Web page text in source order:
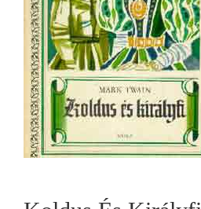
KAPCSOLAT
CONTACT
US